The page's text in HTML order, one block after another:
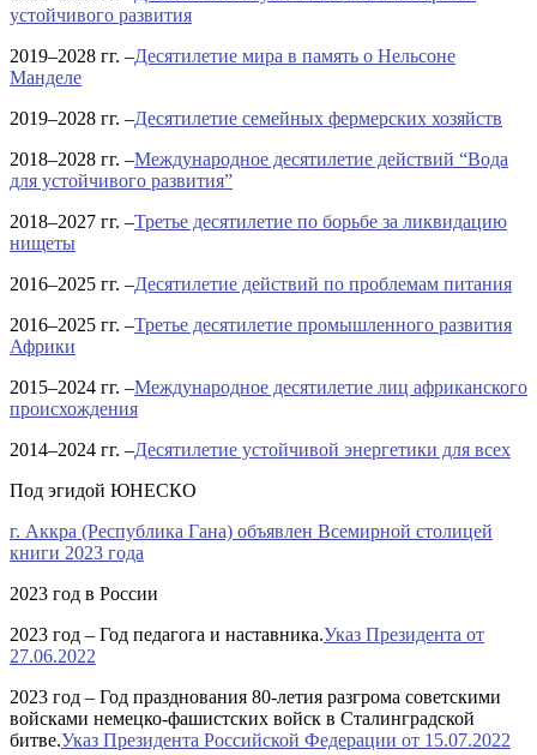
устойчивого развития
2019–2028 гг. –Десятилетие мира в память о Нельсоне
Манделе
2019–2028 гг. –Десятилетие семейных фермерских хозяйств
2018–2028 гг. –Международное десятилетие действий “Вода
для устойчивого развития”
2018–2027 гг. –Третье десятилетие по борьбе за ликвидацию
нищеты
2016–2025 гг. –Десятилетие действий по проблемам питания
2016–2025 гг. –Третье десятилетие промышленного развития
Африки
2015–2024 гг. –Международное десятилетие лиц африканского
происхождения
2014–2024 гг. –Десятилетие устойчивой энергетики для всех
Под эгидой ЮНЕСКО
г. Аккра (Республика Гана) объявлен Всемирной столицей
книги 2023 года
2023 год в России
2023 год – Год педагога и наставника.Указ Президента от
27.06.2022
2023 год – Год празднования 80-летия разгрома советскими
войсками немецко-фашистских войск в Сталинградской
битве.Указ Президента Российской Федерации от 15.07.2022